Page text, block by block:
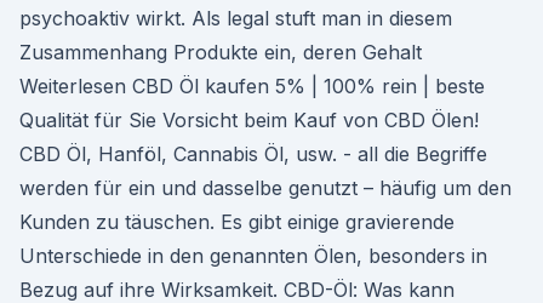
psychoaktiv wirkt. Als legal stuft man in diesem
Zusammenhang Produkte ein, deren Gehalt
Weiterlesen CBD Öl kaufen 5% | 100% rein | beste
Qualität für Sie Vorsicht beim Kauf von CBD Ölen!
CBD Öl, Hanföl, Cannabis Öl, usw. - all die Begriffe
werden für ein und dasselbe genutzt – häufig um den
Kunden zu täuschen. Es gibt einige gravierende
Unterschiede in den genannten Ölen, besonders in
Bezug auf ihre Wirksamkeit. CBD-Öl: Was kann